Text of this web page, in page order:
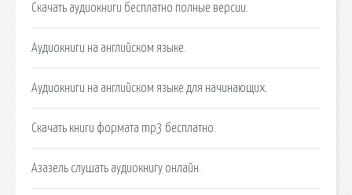
Скачать аудиокниги бесплатно полные версии.
Аудиокниги на английском языке.
Аудиокниги на английском языке для начинающих.
Скачать книги формата mp3 бесплатно.
Азазель слушать аудиокнигу онлайн.